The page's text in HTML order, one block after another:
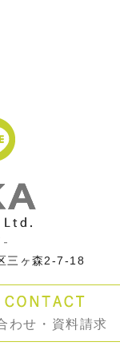
三ヶ森2-7-18
わせ・資料請求